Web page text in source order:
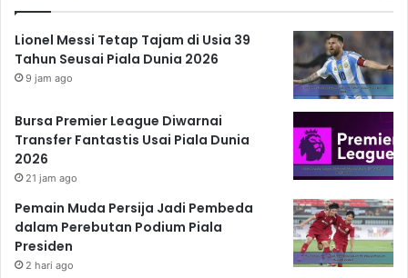
Lionel Messi Tetap Tajam di Usia 39
Tahun Seusai Piala Dunia 2026
9 jam ago
Bursa Premier League Diwarnai
Transfer Fantastis Usai Piala Dunia
2026
21 jam ago
Pemain Muda Persija Jadi Pembeda
dalam Perebutan Podium Piala
Presiden
2 hari ago